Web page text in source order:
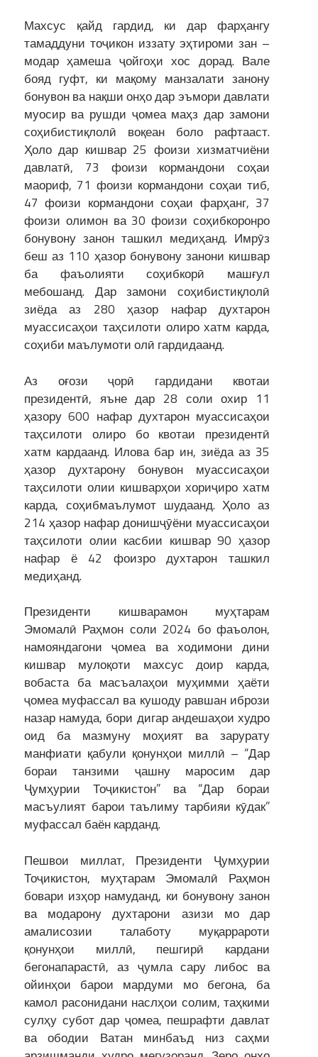
Махсус қайд гардид, ки дар фарҳангу
тамаддуни тоҷикон иззату эҳтироми зан –
модар ҳамеша ҷойгоҳи хос дорад. Вале
бояд гуфт, ки мақому манзалати занону
бонувон ва нақши онҳо дар эъмори давлати
муосир ва рушди ҷомеа маҳз дар замони
соҳибистиқлолӣ воқеан боло рафтааст.
Ҳоло дар кишвар 25 фоизи хизматчиёни
давлатӣ, 73 фоизи кормандони соҳаи
маориф, 71 фоизи кормандони соҳаи тиб,
47 фоизи кормандони соҳаи фарҳанг, 37
фоизи олимон ва 30 фоизи соҳибкоронро
бонувону занон ташкил медиҳанд. Имрӯз
беш аз 110 ҳазор бонувону занони кишвар
ба фаъолияти соҳибкорӣ машғул
мебошанд. Дар замони соҳибистиқлолӣ
зиёда аз 280 ҳазор нафар духтарон
муассисаҳои таҳсилоти олиро хатм карда,
соҳиби маълумоти олӣ гардидаанд.
Аз оғози ҷорӣ гардидани квотаи
президентӣ, яъне дар 28 соли охир 11
ҳазору 600 нафар духтарон муассисаҳои
таҳсилоти олиро бо квотаи президентӣ
хатм кардаанд. Илова бар ин, зиёда аз 35
ҳазор духтарону бонувон муассисаҳои
таҳсилоти олии кишварҳои хориҷиро хатм
карда, соҳибмаълумот шудаанд. Ҳоло аз
214 ҳазор нафар донишҷӯёни муассисаҳои
таҳсилоти олии касбии кишвар 90 ҳазор
нафар ё 42 фоизро духтарон ташкил
медиҳанд.
Президенти кишварамон муҳтарам
Эмомалӣ Раҳмон соли 2024 бо фаъолон,
намояндагони ҷомеа ва ходимони дини
кишвар мулоқоти махсус доир карда,
вобаста ба масъалаҳои муҳимми ҳаёти
ҷомеа муфассал ва кушоду равшан ибрози
назар намуда, бори дигар андешаҳои худро
оид ба мазмуну моҳият ва зарурату
манфиати қабули қонунҳои миллӣ – “Дар
бораи танзими ҷашну маросим дар
Ҷумҳурии Тоҷикистон” ва “Дар бораи
масъулият барои таълиму тарбияи кӯдак”
муфассал баён карданд.
Пешвои миллат, Президенти Ҷумҳурии
Тоҷикистон, муҳтарам Эмомалӣ Раҳмон
бовари изҳор намуданд, ки бонувону занон
ва модарону духтарони азизи мо дар
амалисозии талаботу муқаррароти
қонунҳои миллӣ, пешгирӣ кардани
бегонапарастӣ, аз ҷумла сару либос ва
ойинҳои барои мардуми мо бегона, ба
камол расонидани наслҳои солим, таҳкими
сулҳу субот дар ҷомеа, пешрафти давлат
ва ободии Ватан минбаъд низ саҳми